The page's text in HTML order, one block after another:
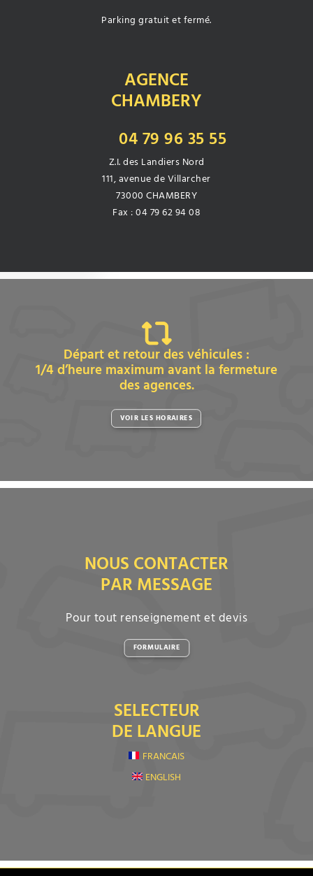
Parking gratuit et fermé.
AGENCE
CHAMBERY
04 79 96 35 55
Z.I. des Landiers Nord
111, avenue de Villarcher
73000 CHAMBERY
Fax : 04 79 62 94 08
Départ et retour des véhicules :
1/4 d’heure maximum avant la fermeture
des agences.
VOIR LES HORAIRES
NOUS CONTACTER
PAR MESSAGE
Pour tout renseignement et devis
FORMULAIRE
SELECTEUR
DE LANGUE
FRANCAIS
ENGLISH